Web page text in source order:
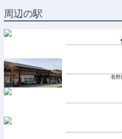
周辺の駅
長野